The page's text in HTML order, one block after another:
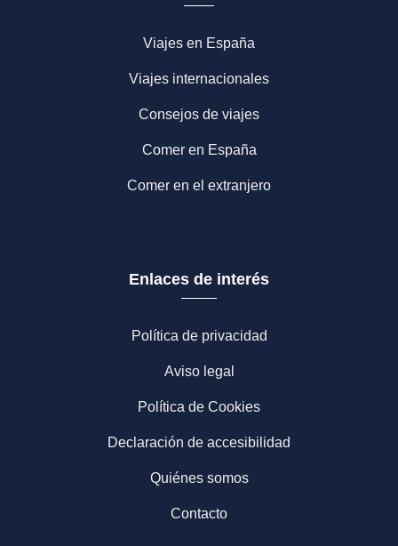
Viajes en España
Viajes internacionales
Consejos de viajes
Comer en España
Comer en el extranjero
Enlaces de interés
Política de privacidad
Aviso legal
Política de Cookies
Declaración de accesibilidad
Quiénes somos
Contacto